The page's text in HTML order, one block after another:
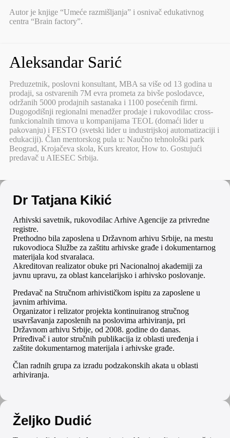
Autor je knjige “Umeće razmišljanja” i osnivač edukativnog
centra “Brain factory”.
Aleksandar Sarić
Preduzetnik, poslovni konsultant, MBA sa više od 13 godina u
prodaji, sa ostvarenih 7M evra prometa za bivše poslodavce,
održanih 5000 prodajnih sastanaka i 1100 posećenih firmi.
Dugogodišnji regionalni menadžer prodaje i rukovodilac cross-
funkcionalnih timova u kompanijama TEOL (domaći lider u
pakovanju) i FESTO (svetski lider u industrijskoj automatizaciji i
edukaciji). Član mentorskog pula u: Naučno tehnološki park
Beograd, Krojačeva skola, Kurs kreator, How to. Gostujući
predavač u AIESEC Srbija.
Dr Tatjana Kikić
Arhivski savetnik, rukovodilac Arhive Agencije za privredne
registre.
Prethodno bila zaposlena u Državnom arhivu Srbije, na mestu
rukovodioca Službe za zaštitu arhivske građe i dokumentarnog
materijala kod stvaralaca.
Akreditovan realizator obuke pri Nacionalnoj akademiji za
javnu upravu, za oblast kancelarijsko i arhivsko poslovanje.
Predavač na Stručnom arhivističkom ispitu za zaposlene u
javnim arhivima.
Organizator i relizator projekta kontinuiranog stručnog
usavršavanja zaposlenih na poslovima arhiviranja, pri
Državnom arhivu Srbije, od 2008. godine do danas.
Priređivač i autor stručnih publikacija iz oblasti uređenja i
zaštite dokumentarnog materijala i arhivske građe.
Član radnih grupa za izradu podzakonskih akata u oblasti
arhiviranja.
Željko Dudić